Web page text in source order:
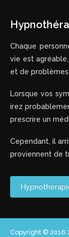
Chaque
vie est
et de
Lorsque vos
irez
prescrire un
Cependant, il
proviennent de
Copyright © 2016